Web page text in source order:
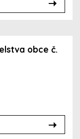
obce č.